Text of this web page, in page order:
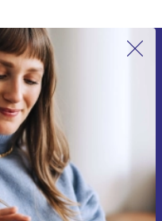
našich novinek a
žádnou nabídku.
v našich